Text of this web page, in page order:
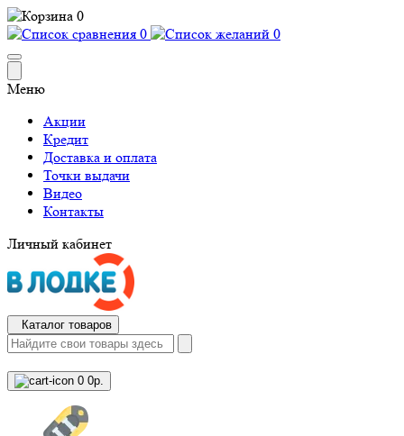
0
0
0
Меню
Акции
Кредит
Доставка и оплата
Точки выдачи
Видео
Контакты
Личный кабинет
Каталог товаров
0 0р.